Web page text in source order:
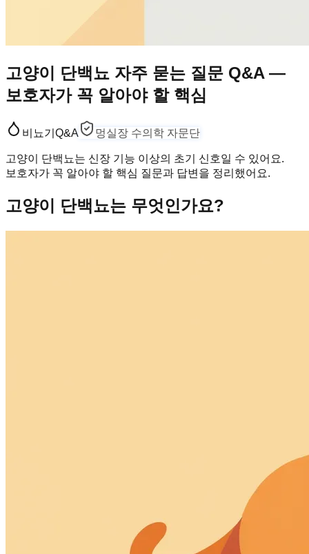
고양이 단백뇨 자주 묻는 질문 Q&A —
보호자가 꼭 알아야 할 핵심
비뇨기 Q&A 멍실장 수의학 자문단
고양이 단백뇨는 신장 기능 이상의 초기 신호일 수 있어요.
보호자가 꼭 알아야 할 핵심 질문과 답변을 정리했어요.
고양이 단백뇨는 무엇인가요?